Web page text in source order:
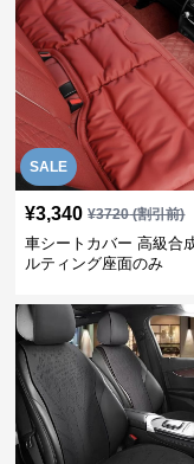
SALE
¥3,340 ¥3720(割引前)
車シートカバー 高級合
ルティング座面のみ